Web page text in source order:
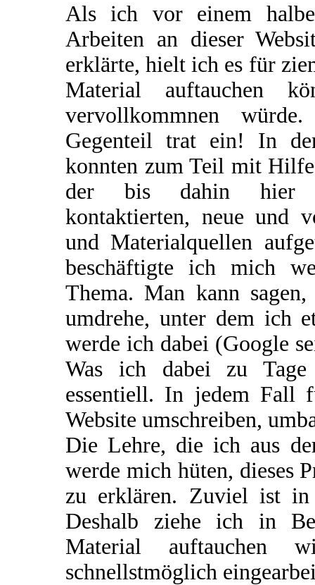
Als ich vor einem
Arbeiten an dieser
erklärte, hielt ich es für
Material auftauchen
vervollkommnen
Gegenteil trat ein! In
konnten zum Teil mit
der bis dahin hier
kontaktierten, neue und
und Materialquellen
beschäftigte ich mich
Thema. Man kann
umdrehe, unter dem ich
werde ich dabei (Google
Was ich dabei zu
essentiell. In jedem Fall
Website umschreiben,
Die Lehre, die ich aus
werde mich hüten, dieses
zu erklären. Zuviel ist in
Deshalb ziehe ich in
Material auftauchen
schnellstmöglich